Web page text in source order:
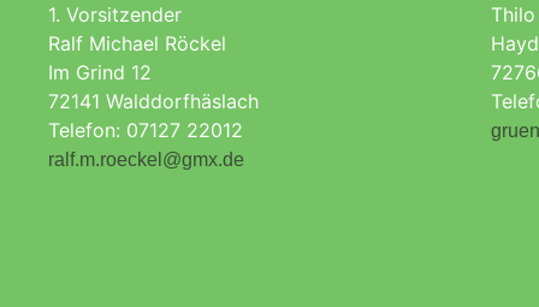
1. Vorsitzender
Ralf Michael Röckel
Im Grind 12
72141 Walddorfhäslach
Telefon: 07127 22012
ralf.m.roeckel@gmx.de